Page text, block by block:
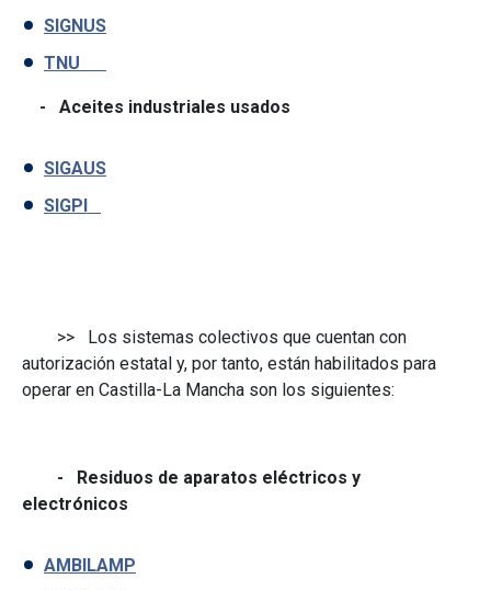
SIGNUS
TNU
- Aceites industriales usados
SIGAUS
SIGPI
>> Los sistemas colectivos que cuentan con
autorización estatal y, por tanto, están habilitados para
operar en Castilla-La Mancha son los siguientes:
- Residuos de aparatos eléctricos y
electrónicos
AMBILAMP